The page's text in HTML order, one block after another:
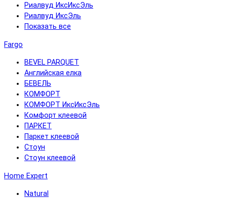
Риалвуд ИксИксЭль
Риалвуд ИксЭль
Показать все
Fargo
BEVEL PARQUET
Английская елка
БЕВЕЛЬ
КОМФОРТ
КОМФОРТ ИксИксЭль
Комфорт клеевой
ПАРКЕТ
Паркет клеевой
Стоун
Стоун клеевой
Home Expert
Natural